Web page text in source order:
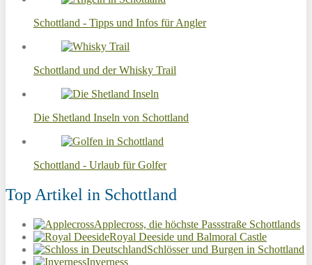
Schottland - Tipps und Infos für Angler
Schottland und der Whisky Trail
Die Shetland Inseln von Schottland
Schottland - Urlaub für Golfer
Top Artikel in Schottland
Applecross, die höchste Passstraße Schottlands
Royal Deeside und Balmoral Castle
Schlösser und Burgen in Schottland
Inverness